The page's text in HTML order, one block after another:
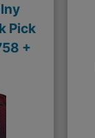
Pick
+